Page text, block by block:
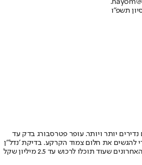
תשפ"ו
יותר ויותר. עופר פטרסבורג בדק עד
להגשים את חלום צמוד הקרקע. בדיקת 'נדל״ן
היום' מאתרת את הבתים האחרונים שעוד תוכלו לרכוש עד 2.5 מיליון שקל